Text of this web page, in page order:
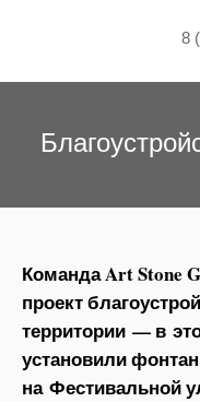
8
Команда Art Stone
проект
территории — в
установили
на Фестивальной